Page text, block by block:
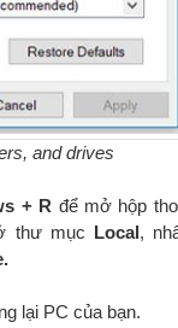
and drives
+ R để mở hộp
thư mục Local ,
lại PC của bạn.